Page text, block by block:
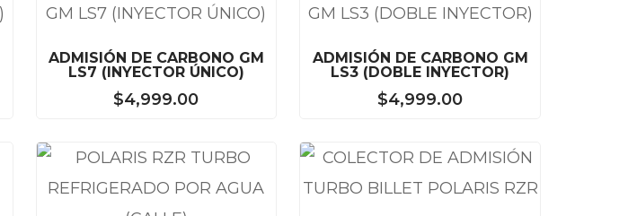
ADMISIÓN DE CARBONO GM
LS7 (INYECTOR ÚNICO)
$4,999.00
ADMISIÓN DE CARBONO GM
LS3 (DOBLE INYECTOR)
$4,999.00